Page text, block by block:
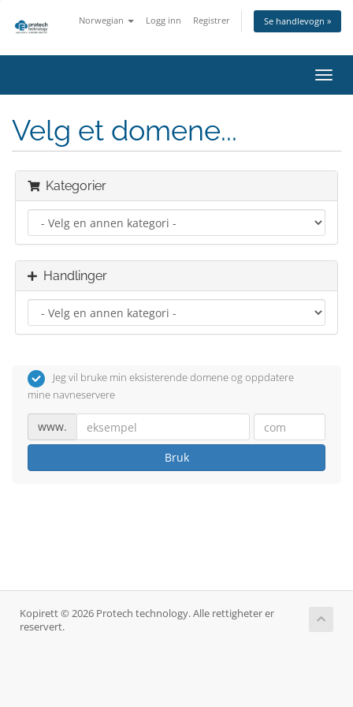
Norwegian Logg inn Registrer Se handlevogn »
Bytt
Velg et domene...
Kategorier
Handlinger
Jeg vil bruke min eksisterende domene og oppdatere
mine navneservere
www.
Bruk
Kopirett © 2026 Protech technology. Alle rettigheter er
reservert.